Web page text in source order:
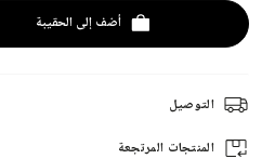
أضف إلى الحقيبة
التوصيل
المنتجات المرتجعة